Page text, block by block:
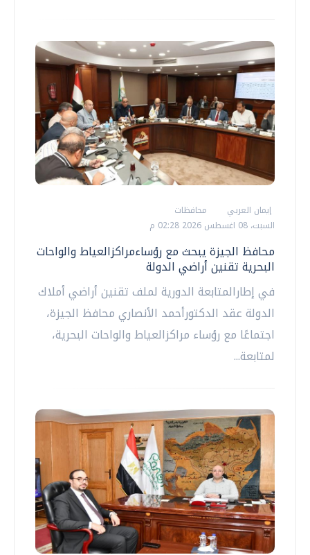
إيمان العربي
محافظات
السبت، 08 اغسطس 2026 02:28 م
محافظ الجيزة يبحث مع رؤساءمراكزالعياط والواحات
البحرية تقنين أراضي الدولة
في إطارالمتابعة الدورية لملف تقنين أراضي أملاك
الدولة عقد الدكتورأحمد الأنصاري محافظ الجيزة،
اجتماعًا مع رؤساء مراكزالعياط والواحات البحرية،
لمتابعة...